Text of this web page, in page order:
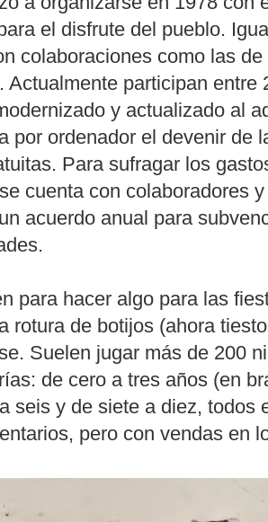
el disfrute del pueblo.
colaboraciones como las
Actualmente participan entre
y actualizado al
por ordenador el devenir de
Para sufragar los
cuenta con colaboradores
acuerdo anual para
para hacer algo para las
rotura de botijos (ahora
Suelen jugar más de 200
de cero a tres años (en
seis y de siete a diez, todos
pero con vendas en